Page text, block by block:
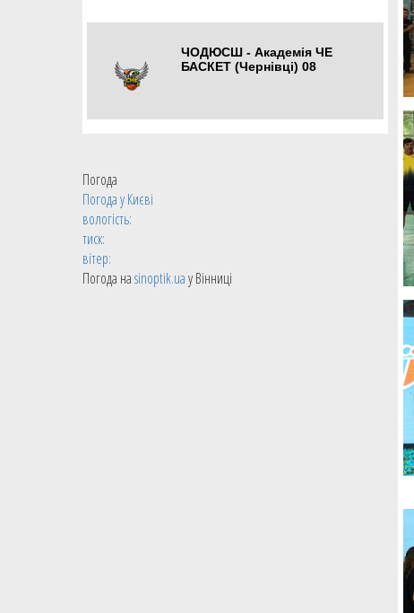
ЧОДЮСШ - Академія ЧЕ
БАСКЕТ (Чернівці) 08
Погода
Погода уКиєві
вологість:
тиск:
вітер:
Погода наsinoptik.uaу Вінниці